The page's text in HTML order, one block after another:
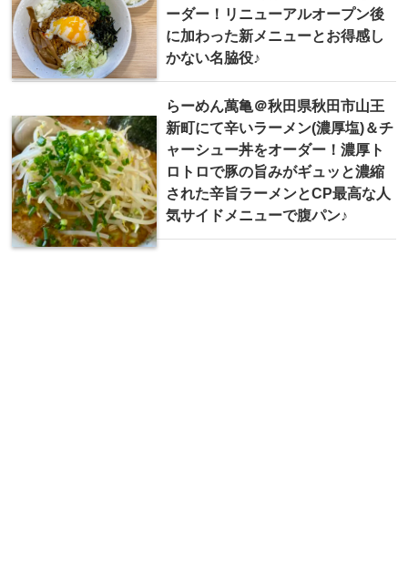
ーダー！リニューアルオープン後
に加わった新メニューとお得感し
かない名脇役♪
らーめん萬亀＠秋田県秋田市山王
新町にて辛いラーメン(濃厚塩)＆チ
ャーシュー丼をオーダー！濃厚ト
ロトロで豚の旨みがギュッと濃縮
された辛旨ラーメンとCP最高な人
気サイドメニューで腹パン♪